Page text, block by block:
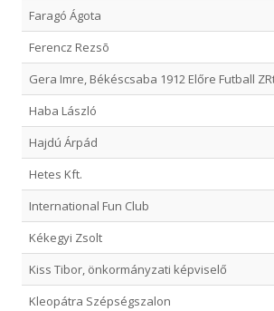
Faragó Ágota
Ferencz Rezsõ
Gera Imre, Békéscsaba 1912 Előre Futball
Haba László
Hajdú Árpád
Hetes Kft.
International Fun Club
Kékegyi Zsolt
Kiss Tibor, önkormányzati képviselő
Kleopátra Szépségszalon